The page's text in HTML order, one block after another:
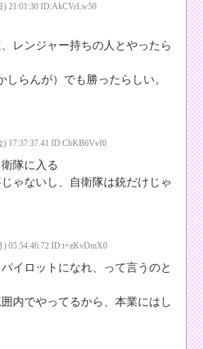
) 21:01:30 ID:AkCVrLw50
レンジャー持ちの人とやったら
しらんが）でも勝ったらしい。
) 17:37:37.41 ID:CbKB6Vvf0
隊に入る
ゃないし、自衛隊は銃だけじゃ
) 05:54:46.72 ID:t+zKvDmX0
イロットになれ、って言うのと
内でやってるから、本業にはし